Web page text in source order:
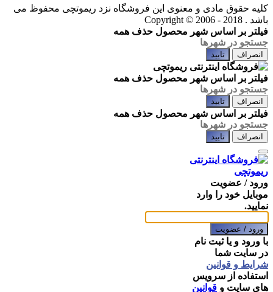
کلیه حقوق مادی و معنوی این فروشگاه نزد ریموتچی محفوظ می
باشد . Copyright © 2006 - 2018
فیلتر بر اساس شهر محصول حذف همه
انصراف تایید
فیلتر بر اساس شهر محصول حذف همه
انصراف تایید
فیلتر بر اساس شهر محصول حذف همه
انصراف تایید
ورود / عضویت
موبایل خود را وارد
نمایید.
ورود / عضویت
با ورود و یا ثبت نام
در سایت شما
شرایط و قوانین
استفاده از سرویس
های سایت و قوانین